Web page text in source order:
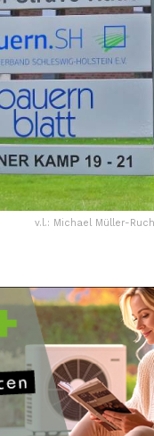
v.l.: Michael Müller-